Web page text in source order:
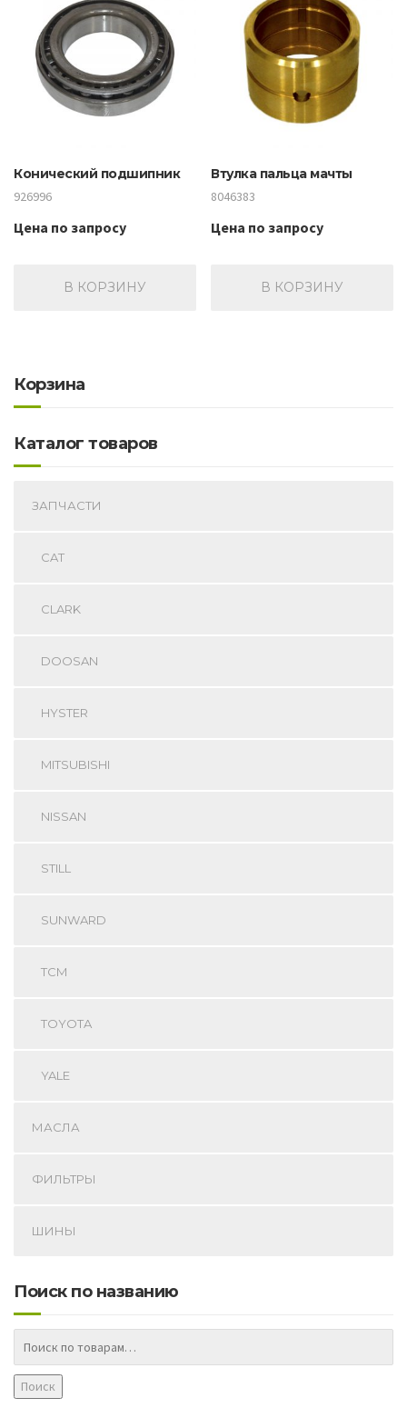
Конический подшипник
926996
Цена по запросу
В КОРЗИНУ
Втулка пальца мачты
8046383
Цена по запросу
В КОРЗИНУ
Корзина
Каталог товаров
ЗАПЧАСТИ
CAT
CLARK
DOOSAN
HYSTER
MITSUBISHI
NISSAN
STILL
SUNWARD
TCM
TOYOTA
YALE
МАСЛА
ФИЛЬТРЫ
ШИНЫ
Поиск по названию
Поиск